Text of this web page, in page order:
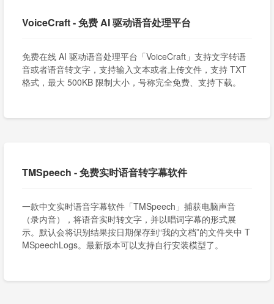
VoiceCraft - 免费 AI 驱动语音处理平台
免费在线 AI 驱动语音处理平台「VoiceCraft」支持文字转语
音或者语音转文字，支持输入文本或者上传文件，支持 TXT
格式，最大 500KB 限制大小，号称完全免费、支持下载。
TMSpeech - 免费实时语音转字幕软件
一款中文实时语音字幕软件「TMSpeech」捕获电脑声音
（录内音），将语音实时转文字，并以唱词字幕的形式展
示。默认会将识别结果按日期保存到“我的文档”的文件夹中 T
MSpeechLogs。最新版本可以支持自行安装模型了。